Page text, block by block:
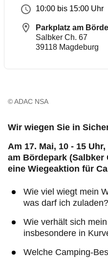
10:00 bis 15:00 Uhr
Parkplatz am
Salbker Ch. 67
39118 Magdeburg
© ADAC NSA
Wir wiegen Sie in
Am 17. Mai, 10 - 15
am Bördepark (Salbker
eine Wiegeaktion für
Wie viel wiegt mein
was darf ich zuladen?
Wie verhält sich
insbesondere in
Welche Camping-